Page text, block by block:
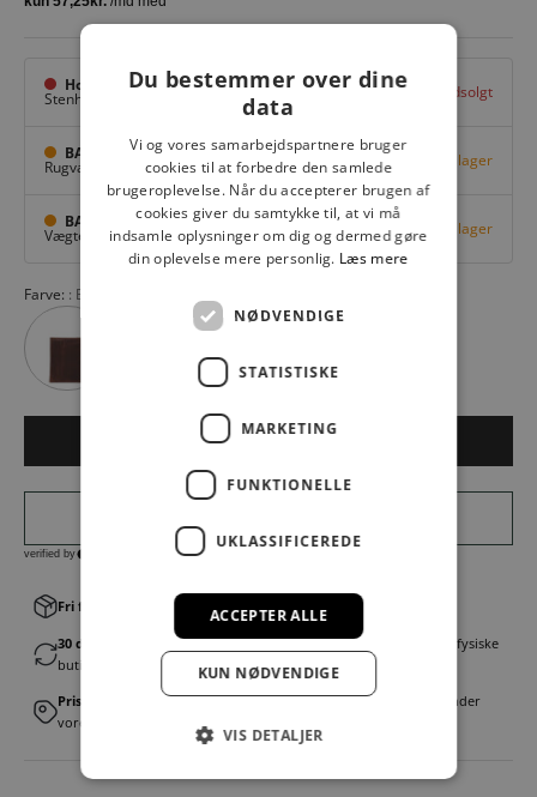
Hovedlager
Stenhuggervej 10, Udsolgt
BAGGI Tarup Center
Rugvang 36, Odense NV Få på lager
BAGGI Nyborg
Vægtergade 1, Nyborg Få på lager
Farve: BLACK
LÆG I KURV
Fri fragt v. køb over 499,00 kr.│Levering 1-3 hverdage
30 dages fortrydelsesret│Byt eller returner gratis i en af vores fysiske
butikker
Prismatch
│Vi tilbyder landsdækkende prisgaranti. Læs mere under
vores FAQ
Du bestemmer over dine
data
Vi og vores samarbejdspartnere bruger
cookies til at forbedre den samlede
brugeroplevelse. Når du accepterer brugen af
cookies giver du samtykke til, at vi må
indsamle oplysninger om dig og dermed gøre
din oplevelse mere personlig. Læs mere
NØDVENDIGE
STATISTISKE
MARKETING
FUNKTIONELLE
UKLASSIFICEREDE
ACCEPTER ALLE
KUN NØDVENDIGE
VIS DETALJER